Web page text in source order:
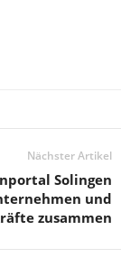
Nächster Artikel
Solingen
und
zusammen